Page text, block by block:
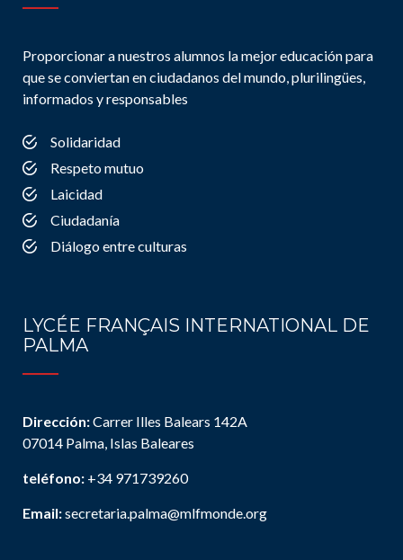
Proporcionar a nuestros alumnos la mejor educación para
que se conviertan en ciudadanos del mundo, plurilingües,
informados y responsables
Solidaridad
Respeto mutuo
Laicidad
Ciudadanía
Diálogo entre culturas
LYCÉE FRANÇAIS INTERNATIONAL DE
PALMA
Dirección:Carrer Illes Balears 142A
07014 Palma, Islas Baleares
teléfono: +34 971739260
Email:secretaria.palma@mlfmonde.org